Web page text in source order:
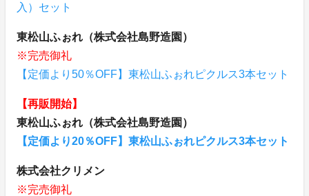
入）セット
東松山ふぉれ（株式会社島野造園）
※完売御礼
【定価より50％OFF】東松山ふぉれピクルス3本セット
【再販開始】
東松山ふぉれ（株式会社島野造園）
【定価より20％OFF】東松山ふぉれピクルス3本セット
株式会社クリメン
※完売御礼